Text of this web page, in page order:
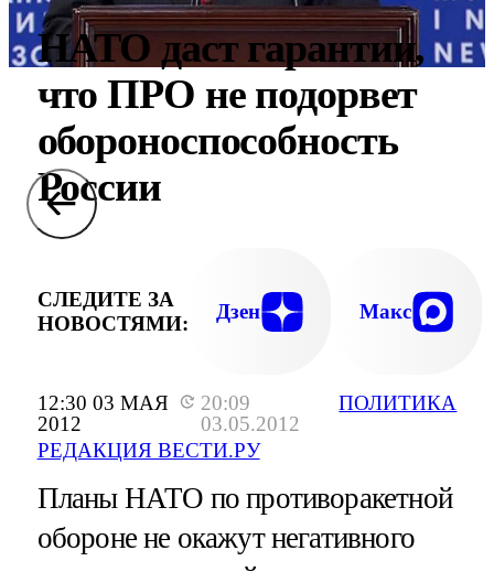
12:30 03 МАЯ
2012
20:09
03.05.2012
РЕДАКЦИЯ ВЕСТИ.РУ
ПОЛИТИКА
НАТО даст гарантии,
что ПРО не подорвет
обороноспособность
России
СЛЕДИТЕ ЗА
НОВОСТЯМИ:
Дзен Макс
Планы НАТО по противоракетной
обороне не окажут негативного